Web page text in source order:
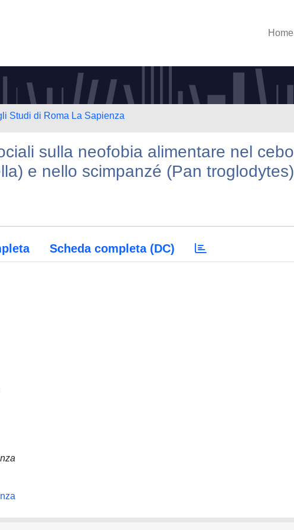
Home
Studi di Roma La Sapienza
sulla neofobia alimentare nel cebo
e nello scimpanzé (Pan troglodytes)
Scheda completa (DC)